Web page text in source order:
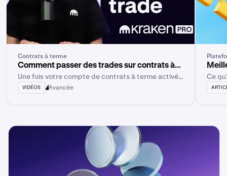
Contrats à terme
Comment passer des trades sur contrats à
terme dans Kraken Pro
Une fois votre compte de contrats à terme activé
et approvisionné sur Kraken Pro, vous pouvez
passer votre premier trade.
VIDÉOS Avancée
2026
Ce